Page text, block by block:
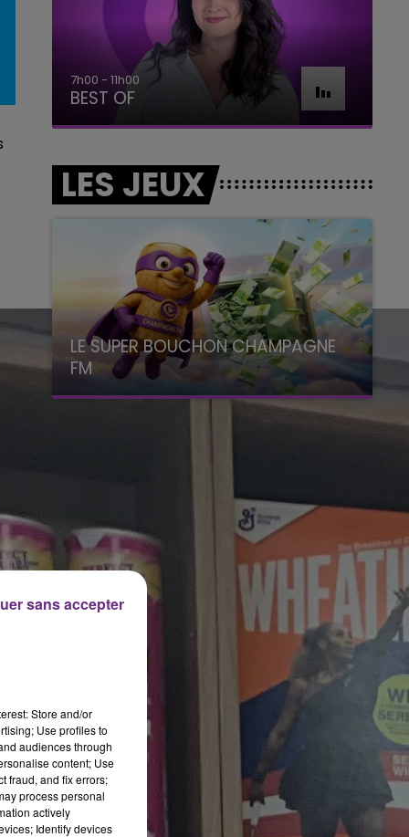
11h00 - 16h00
Le week-end Champagne FM
LES JEUX
LE SUPER BOUCHON CHAMPAGNE
FM
avec La Famille Champagne FM, à 8H10
Store and/or
Use profiles to
audiences through
content; Use
fraud, and fix errors;
process personal
actively
Identify devices
sans accepter